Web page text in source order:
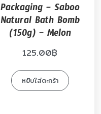
Packaging – Saboo
Natural Bath Bomb
(150g) – Melon
125.00฿
หยิบใส่ตะกร้า